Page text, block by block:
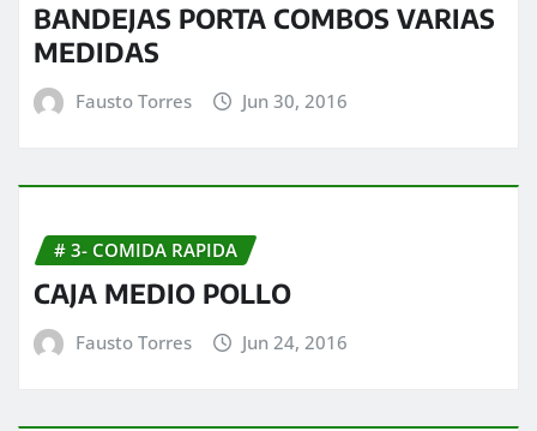
BANDEJAS PORTA COMBOS VARIAS
MEDIDAS
Fausto Torres Jun 30, 2016
# 3- COMIDA RAPIDA
CAJA MEDIO POLLO
Fausto Torres Jun 24, 2016